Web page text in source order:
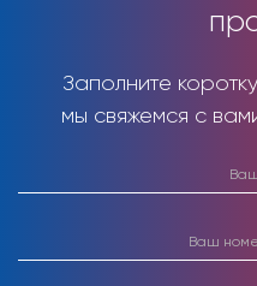
Заполните
мы свяжемся с